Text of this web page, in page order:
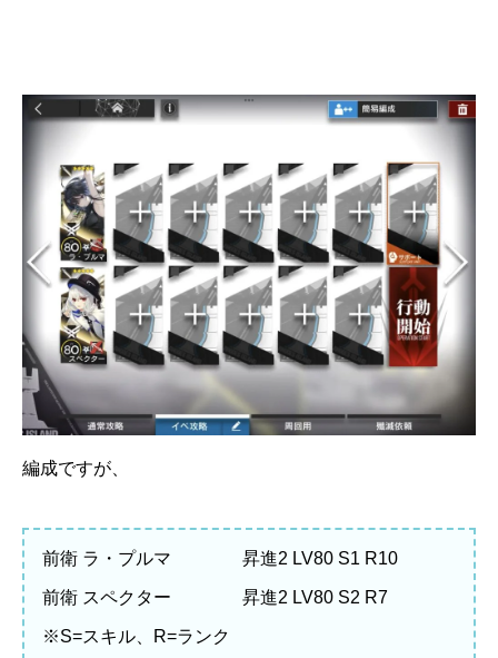
編成ですが、
前衛 ラ・プルマ 昇進2 LV80 S1 R10
前衛 スペクター 昇進2 LV80 S2 R7
※S=スキル、R=ランク